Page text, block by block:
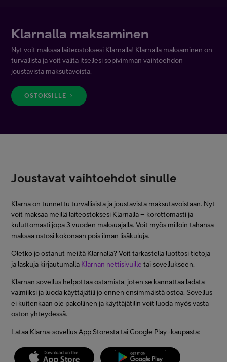
Minun Telia
Klarnalla maksaminen
Nyt voit maksaa laiteostoksesi Klarnalla! Klarnalla maksaminen on
turvallista ja voit valita itsellesi sopivimman vaihtoehdon
joustavista maksutavoista.
OSTOKSILLE
Joustavat vaihtoehdot sinulle
Klarna on tunnettu turvallisista ja joustavista maksutavoistaan. Nyt
voit maksaa meillä laiteostoksesi Klarnalla – korottomasti ja
kuluttomasti jopa 3 vuoden maksuajalla. Voit myös milloin tahansa
maksaa ostosi kokonaan pois ilman lisäkuluja.
Oletko jo ostanut meiltä Klarnalla? Voit tarkastella luottosi tietoja
ja laskuja kirjautumalla Klarnan nettisivuille tai sovellukseen.
Klarnan sovellus helpottaa ostamista, joten se kannattaa ladata
valmiiksi ja luoda käyttäjätili jo ennen ensimmäistä ostoa. Sovellus
ei kuitenkaan ole pakollinen ja käyttäjätilin voit luoda myös vasta
oston yhteydessä.
Lataa Klarna-sovellus App Storesta tai Google Play -kaupasta: